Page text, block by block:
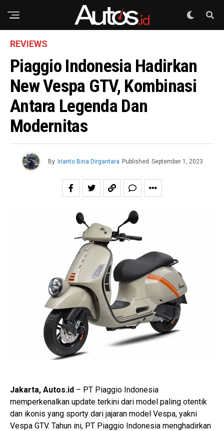
REVIEWS
Piaggio Indonesia Hadirkan
New Vespa GTV, Kombinasi
Antara Legenda Dan
Modernitas
By Irianto Bina Dirgantara Published September 1, 2023
Jakarta, Autos.id – PT Piaggio Indonesia
memperkenalkan update terkini dari model paling otentik
dan ikonis yang sporty dari jajaran model Vespa, yakni
Vespa GTV. Tahun ini, PT Piaggio Indonesia menghadirkan